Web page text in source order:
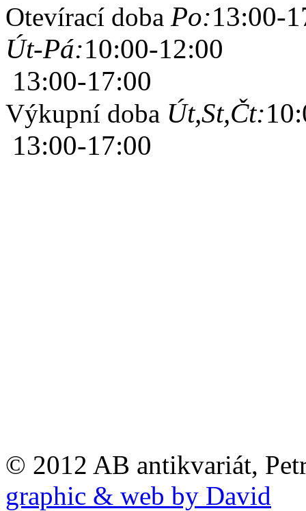
Otevírací doba Po:13:00-
Út-Pá:10:00-12:00
13:00-17:00
Výkupní doba Út,St,Čt:
13:00-17:00
© 2012 AB antikvariát,
graphic & web by David